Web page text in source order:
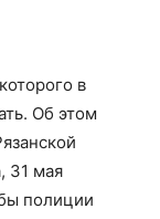
в
Об этом
31 мая
полиции